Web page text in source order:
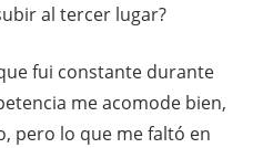
al tercer lugar?
fui constante durante
me acomode bien,
pero lo que me faltó en